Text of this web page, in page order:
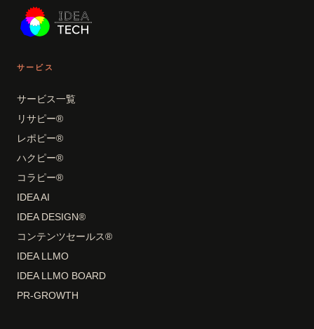
サービス
サービス一覧
リサピー®
レポピー®
ハクピー®
コラピー®
IDEA AI
IDEA DESIGN®
コンテンツセールス®
IDEA LLMO
IDEA LLMO BOARD
PR-GROWTH